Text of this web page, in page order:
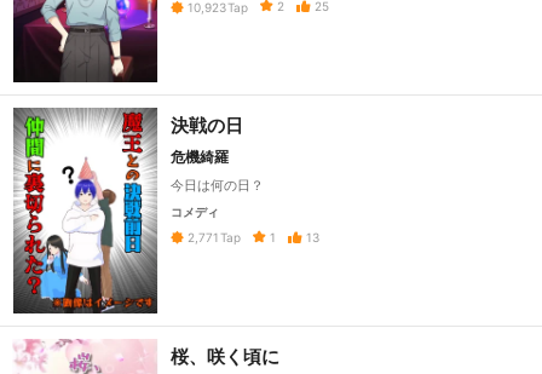
10,923Tap 2 25
決戦の日
危機綺羅
今日は何の日？
コメディ
2,771 Tap 1 13
桜、咲く頃に